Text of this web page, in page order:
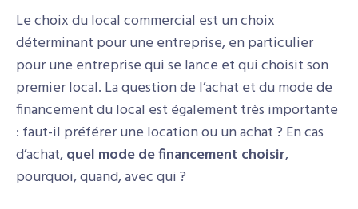
Le choix du local commercial est un choix
déterminant pour une entreprise, en particulier
pour une entreprise qui se lance et qui choisit son
premier local. La question de l’achat et du mode de
financement du local est également très importante
: faut-il préférer une location ou un achat ? En cas
d’achat,quel mode de financement choisir,
pourquoi, quand, avec qui ?